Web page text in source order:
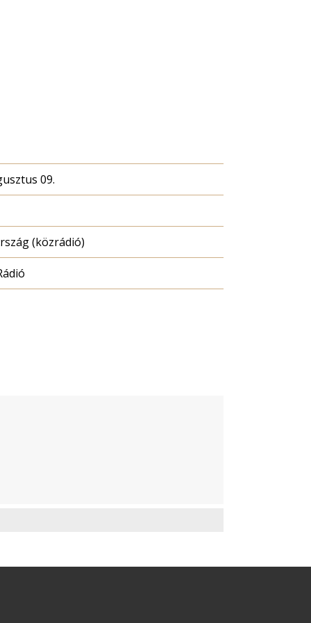
09.
(közrádió)